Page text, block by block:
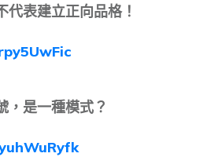
代表建立正向品格！
，是一種模式？